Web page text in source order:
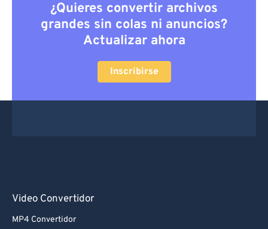
¿Quieres convertir archivos
grandes sin colas ni anuncios?
Actualizar ahora
Inscribirse
Video Convertidor
MP4 Convertidor